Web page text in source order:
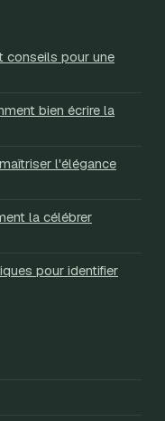
conseils pour une
bien écrire la
l'élégance
la célébrer
pour identifier